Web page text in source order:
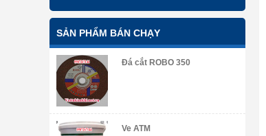
SẢN PHẨM BÁN CHẠY
Đá cắt ROBO 350
Ve ATM